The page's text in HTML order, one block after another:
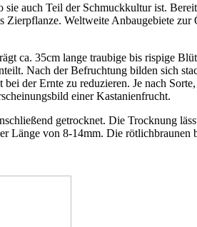
auch Teil der Schmuckkultur ist.
Zierpflanze. Weltweite Anbaugebiete
ca. 35cm lange traubige bis rispige
Nach der Befruchtung bilden sich
der Ernte zu reduzieren. Je nach
einer Kastanienfrucht.
getrocknet. Die Trocknung
Länge von 8-14mm. Die rötlichbraunen